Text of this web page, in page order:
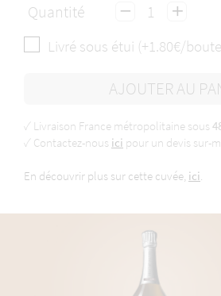
Quantité
Livré sous étui (+1.80€/
AJOUTER AU
✓ Livraison France métropolitaine sous
✓ Contactez-nous ici pour un devis sur-
En découvrir plus sur cette cuvée, ici.